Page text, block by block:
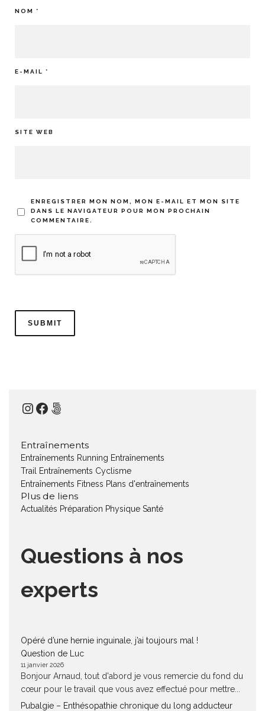
NOM *
E-MAIL *
SITE WEB
ENREGISTRER MON NOM, MON E-MAIL ET MON SITE
DANS LE NAVIGATEUR POUR MON PROCHAIN
COMMENTAIRE.
Instagram
Facebook
500px
Entraînements
Entraînements Running Entraînements
Trail
Entraînements Cyclisme
Entraînements Fitness Plans d'entraînements
Plus de liens
Actualités Préparation Physique Santé
Questions à nos
experts
Opéré d’une hernie inguinale, j’ai toujours mal !
Question de Luc
11 janvier 2026
Bonjour Arnaud, tout d'abord je vous remercie du fond du
cœur pour le travail que vous avez effectué pour mettre...
Pubalgie – Enthésopathie chronique du long adducteur